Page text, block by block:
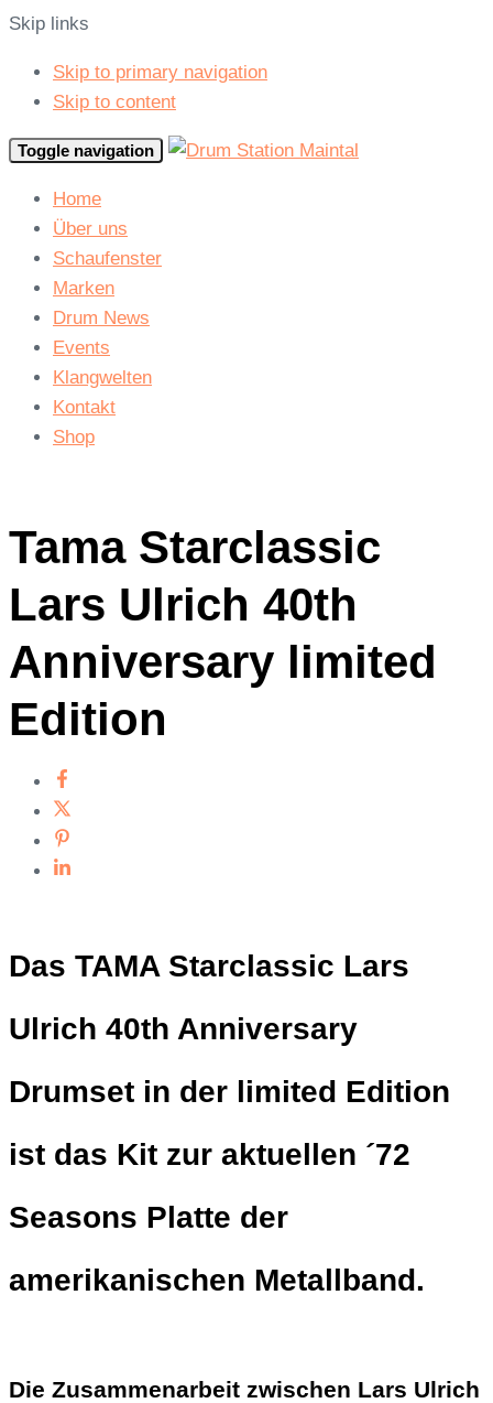
Skip links
Skip to primary navigation
Skip to content
Toggle navigation
Home
Über uns
Schaufenster
Marken
Drum News
Events
Klangwelten
Kontakt
Shop
Tama Starclassic
Lars Ulrich 40th
Anniversary limited
Edition
Das TAMA Starclassic Lars
Ulrich 40th Anniversary
Drumset in der limited Edition
ist das Kit zur aktuellen ´72
Seasons Platte der
amerikanischen Metallband.
Die Zusammenarbeit zwischen Lars Ulrich